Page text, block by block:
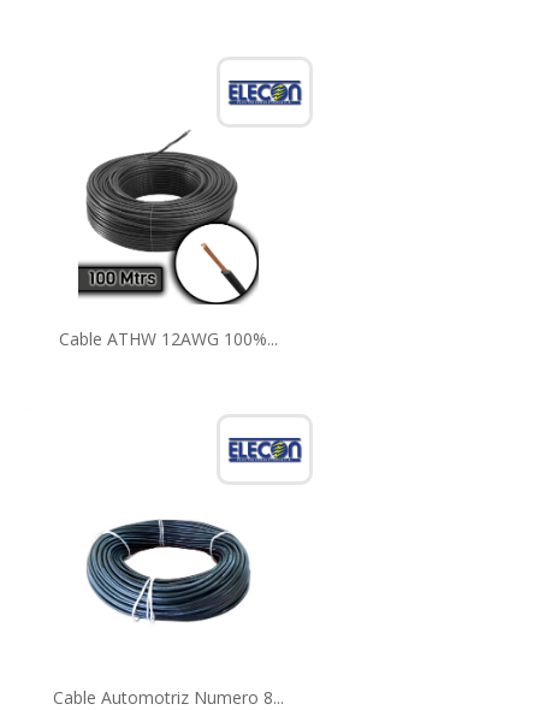
Cable ATHW 12AWG 100%...
Cable Automotriz Numero 8...